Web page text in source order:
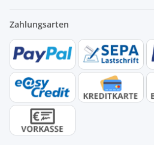
Zahlungsarten